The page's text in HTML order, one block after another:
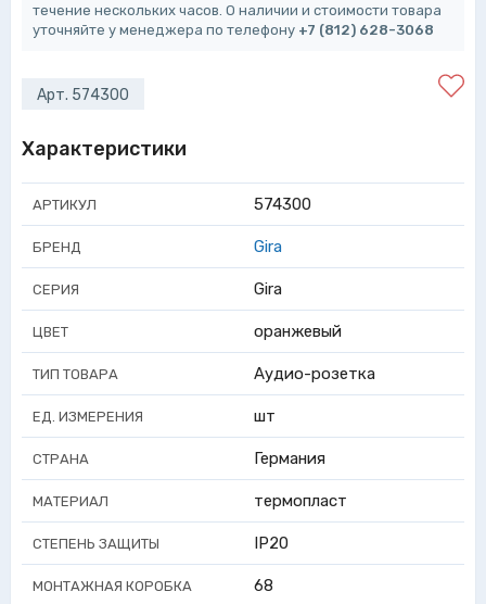
течение нескольких часов. О наличии и стоимости товара
уточняйте у менеджера по телефону +7 (812) 628-3068
Арт. 574300
Характеристики
АРТИКУЛ 574300
БРЕНД Gira
СЕРИЯ Gira
ЦВЕТ оранжевый
ТИП ТОВАРА Аудио-розетка
ЕД. ИЗМЕРЕНИЯ шт
СТРАНА Германия
МАТЕРИАЛ термопласт
СТЕПЕНЬ ЗАЩИТЫ IP20
МОНТАЖНАЯ КОРОБКА 68